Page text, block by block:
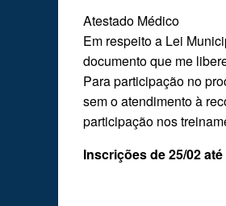
Atestado Médico
Em respeito a Lei
documento que me
Para participação no
sem o atendimento à
participação nos
Inscrições de 25/02 até